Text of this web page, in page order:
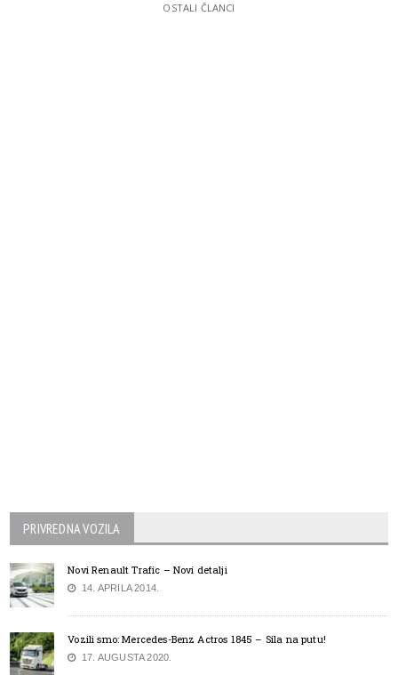
OSTALI ČLANCI
PRIVREDNA VOZILA
Novi Renault Trafic – Novi detalji
14. APRILA 2014.
Vozili smo: Mercedes-Benz Actros 1845 – Sila na putu!
17. AUGUSTA 2020.